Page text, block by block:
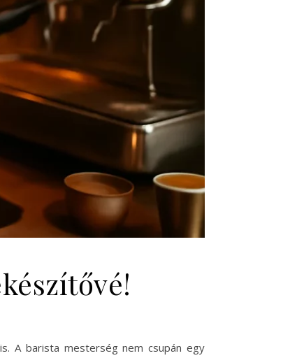
A barista mesterség nem csupán egy